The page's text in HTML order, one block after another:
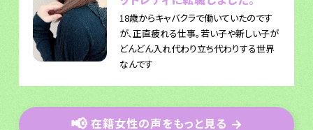
18歳からキャバクラで働いていたのです
が、正直疲れる仕事。若い子や新しい子が
どんどん入れ代わり立ち代わりする世界
なんです
📢 在籍女性の声をもっと見る →